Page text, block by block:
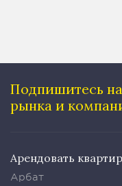
Подпишитесь
рынка и
Арендовать
Арбат